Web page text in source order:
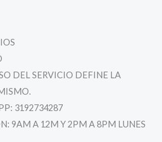
DEL SERVICIO DEFINE LA
3192734287
9AM A 12M Y 2PM A 8PM LUNES